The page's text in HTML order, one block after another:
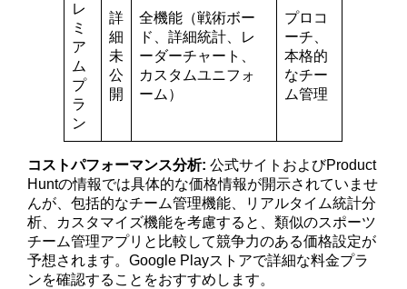
レ
ミ
ア
ム
プ
ラ
ン
詳
細
未
公
開
全機能（戦術ボー
ド、詳細統計、レ
ーダーチャート、
カスタムユニフォ
ーム）
プロコ
ーチ、
本格的
なチー
ム管理
コストパフォーマンス分析: 公式サイトおよびProduct
Huntの情報では具体的な価格情報が開示されていませ
んが、包括的なチーム管理機能、リアルタイム統計分
析、カスタマイズ機能を考慮すると、類似のスポーツ
チーム管理アプリと比較して競争力のある価格設定が
予想されます。Google Playストアで詳細な料金プラ
ンを確認することをおすすめします。